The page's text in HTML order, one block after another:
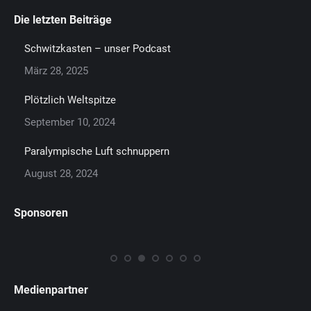
Die letzten Beiträge
Schwitzkasten – unser Podcast
März 28, 2025
Plötzlich Weltspitze
September 10, 2024
Paralympische Luft schnuppern
August 28, 2024
Sponsoren
Medienpartner